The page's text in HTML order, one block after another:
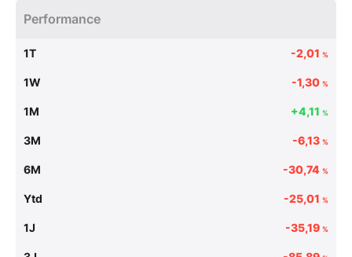
Performance
1T -2,01 %
1W -1,30 %
1M +4,11 %
3M -6,13 %
6M -30,74 %
Ytd -25,01 %
1J -35,19 %